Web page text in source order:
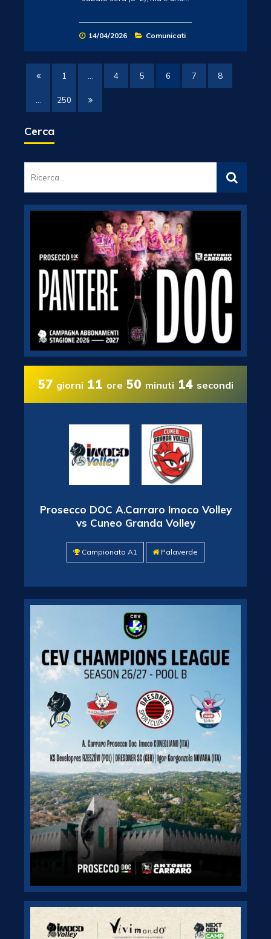
14/04/2026 Comunicati
1 4 5 6 7 8
250
Cerca
57 giorni 11 ore 50 minuti 13 secondi
Prosecco DOC A.Carraro Imoco Volley
vs Cuneo Granda Volley
Campionato A1 Palaverde